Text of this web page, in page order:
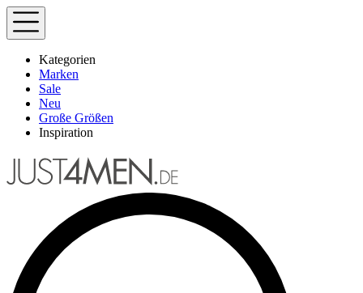
Kategorien
Marken
Sale
Neu
Große Größen
Inspiration